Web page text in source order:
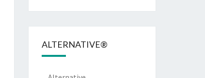
ALTERNATIVE®